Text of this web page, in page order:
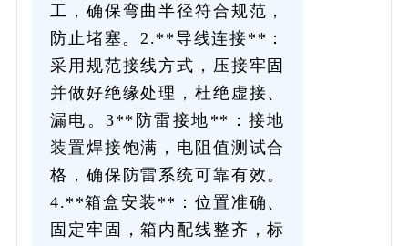
工，确保弯曲半径符合规范，
防止堵塞。2.**导线连接**：
采用规范接线方式，压接牢固
并做好绝缘处理，杜绝虚接、
漏电。3**防雷接地**：接地
装置焊接饱满，电阻值测试合
格，确保防雷系统可靠有效。
4.**箱盒安装**：位置准确、
固定牢固，箱内配线整齐，标